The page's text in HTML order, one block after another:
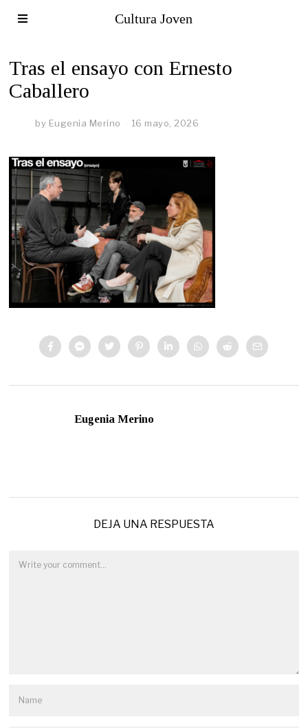
Cultura Joven
Tras el ensayo con Ernesto
Caballero
by Eugenia Merino 16 mayo, 2026
Eugenia Merino
DEJA UNA RESPUESTA